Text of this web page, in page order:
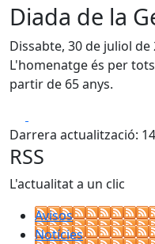
Diada de la
Dissabte, 30 de juliol de
L'homenatge és per
partir de 65 anys.
Darrera actualització:
RSS
L'actualitat a un clic
Avisos
Notícies